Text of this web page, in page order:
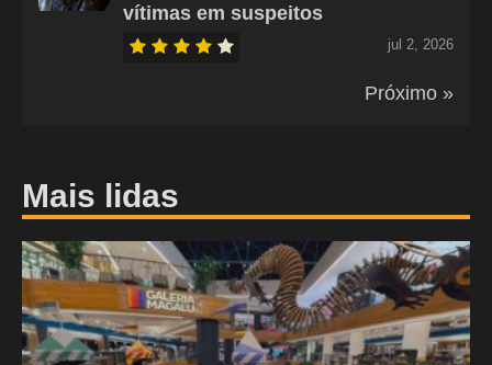
vítimas em suspeitos
jul 2, 2026
Próximo »
Mais lidas